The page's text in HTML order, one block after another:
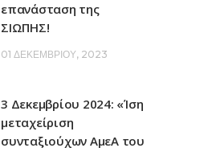
επανάσταση της
ΣΙΩΠΗΣ!
01 ΔΕΚΕΜΒΡΊΟΥ, 2023
3 Δεκεμβρίου 2024: «Ίση
μεταχείριση
συνταξιούχων ΑμεΑ του